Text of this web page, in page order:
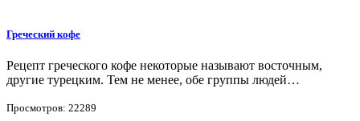
Греческий кофе
Рецепт греческого кофе некоторые называют восточным,
другие турецким. Тем не менее, обе группы людей…
Просмотров: 22289